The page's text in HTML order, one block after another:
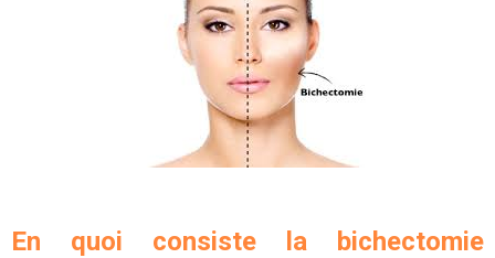
En quoi consiste la bichectomie